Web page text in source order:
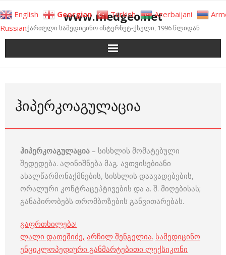
to
content
www.medgeo.net
ქართული სამედიცინო ინტერნეტ-ქსელი, 1996 წლიდან
ᲰᲘᲞᲔᲠᲙᲝᲐᲒᲣᲚᲐᲪᲘᲐ
ჰიპერკოაგულაცია – სისხლის მომატებული
შედედება. აღინიშნება მაგ. ავთვისებიანი
ახალწარმონაქმნების, სისხლის დაავადებების,
ორალური კონტრაცეპტივების და ა. შ. მიღებისას;
განაპირობებს თრომბოზების განვითარებას.
გაფრთხილება!
ლალი დათეშიძე, არჩილ შენგელია. სამედიცინო
ენციკლოპედიური განმარტებითი ლექსიკონი
English Georgian Turkish Azerbaijani
Russian